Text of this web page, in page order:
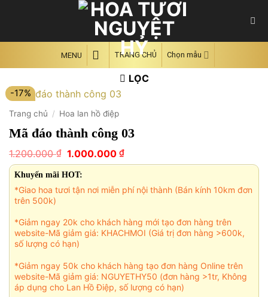
MENU TRANG CHỦ Chọn mẫu
LỌC
-17%
Trang chủ / Hoa lan hồ điệp
Mã đáo thành công 03
1.200.000₫ Giá
gốc
là:
1.200.000 ₫.
1.000.000 ₫Giá
hiện
1.000.000 ₫.
Khuyến mãi HOT:
*Giao hoa tươi tận nơi miễn phí nội thành (Bán kính 10km đơn
trên 500k)
*Giảm ngay 20k cho khách hàng mới tạo đơn hàng trên
website-Mã giảm giá: KHACHMOI (Giá trị đơn hàng >600k,
số lượng có hạn)
*Giảm ngay 50k cho khách hàng tạo đơn hàng Online trên
website-Mã giảm giá: NGUYETHY50 (đơn hàng >1tr, Không
áp dụng cho Lan Hồ Điệp, số lượng có hạn)